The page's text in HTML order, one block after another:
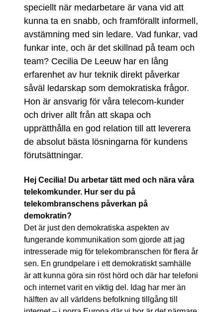
speciellt när medarbetare är vana vid att
kunna ta en snabb, och framförallt informell,
avstämning med sin ledare. Vad funkar, vad
funkar inte, och är det skillnad på team och
team? Cecilia De Leeuw har en lång
erfarenhet av hur teknik direkt påverkar
såväl ledarskap som demokratiska frågor.
Hon är ansvarig för våra telecom-kunder
och driver allt från att skapa och
upprätthålla en god relation till att leverera
de absolut bästa lösningarna för kundens
förutsättningar.
Hej Cecilia! Du arbetar tätt med och nära våra
telekomkunder. Hur ser du på
telekombranschens påverkan på
demokratin?
Det är just den demokratiska aspekten av
fungerande kommunikation som gjorde att jag
intresserade mig för telekombranschen för flera år
sen. En grundpelare i ett demokratiskt samhälle
är att kunna göra sin röst hörd och där har telefoni
och internet varit en viktig del. Idag har mer än
hälften av all världens befolkning tillgång till